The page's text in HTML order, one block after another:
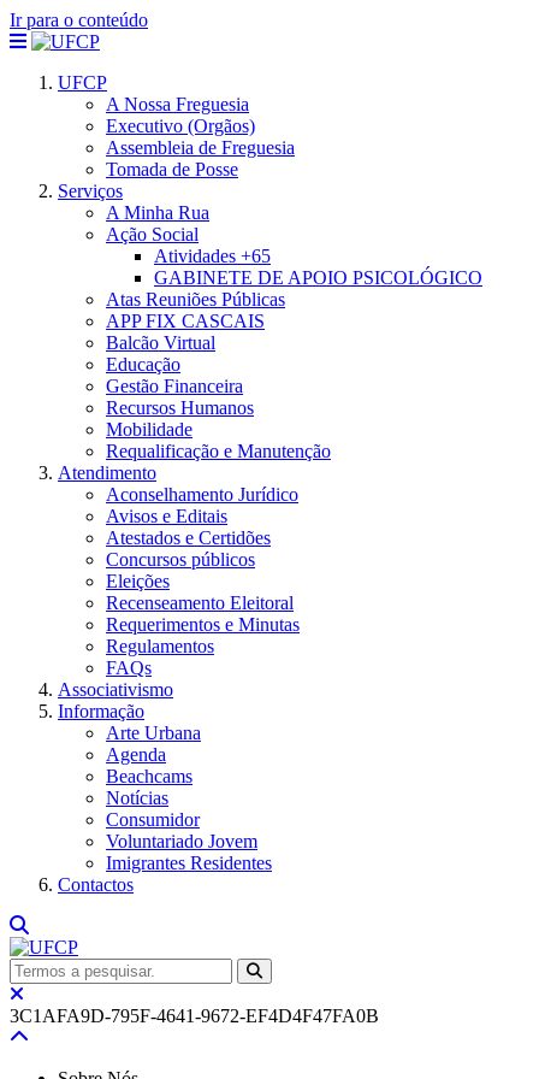
Ir para o conteúdo
UFCP
A Nossa Freguesia
Executivo (Orgãos)
Assembleia de Freguesia
Tomada de Posse
Serviços
A Minha Rua
Ação Social
Atividades +65
GABINETE DE APOIO PSICOLÓGICO
Atas Reuniões Públicas
APP FIX CASCAIS
Balcão Virtual
Educação
Gestão Financeira
Recursos Humanos
Mobilidade
Requalificação e Manutenção
Atendimento
Aconselhamento Jurídico
Avisos e Editais
Atestados e Certidões
Concursos públicos
Eleições
Recenseamento Eleitoral
Requerimentos e Minutas
Regulamentos
FAQs
Associativismo
Informação
Arte Urbana
Agenda
Beachcams
Notícias
Consumidor
Voluntariado Jovem
Imigrantes Residentes
Contactos
3C1AFA9D-795F-4641-9672-EF4D4F47FA0B